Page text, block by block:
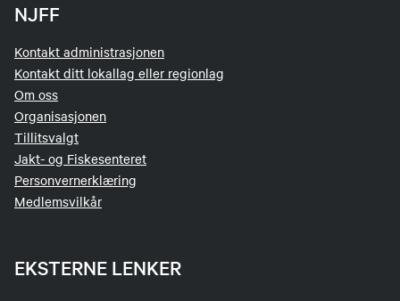
NJFF
Kontakt administrasjonen
Kontakt ditt lokallag eller regionlag
Om oss
Organisasjonen
Tillitsvalgt
Jakt- og Fiskesenteret
Personvernerklæring
Medlemsvilkår
EKSTERNE LENKER